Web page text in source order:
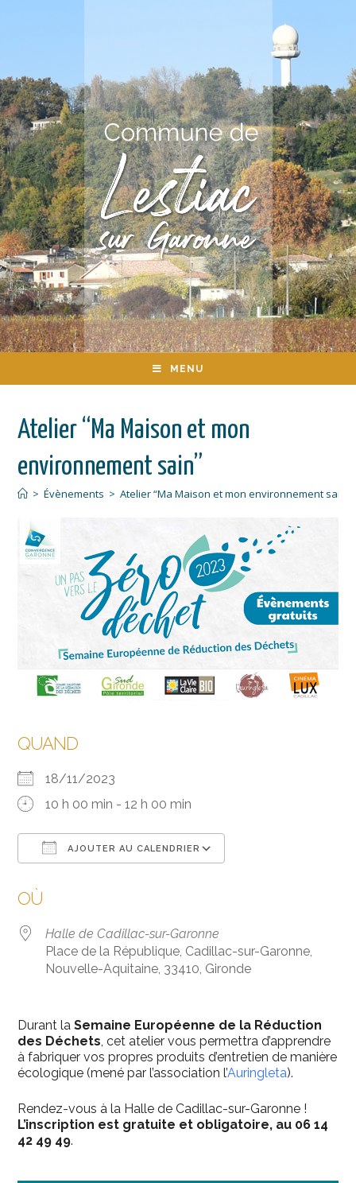
MENU
Atelier “Ma Maison et mon
environnement sain”
> Évènements > Atelier “Ma Maison et mon environnement sain”
QUAND
18/11/2023
10 h 00 min - 12 h 00 min
AJOUTER AU CALENDRIER
OÙ
Halle de Cadillac-sur-Garonne
Place de la République, Cadillac-sur-Garonne,
Nouvelle-Aquitaine, 33410, Gironde
Durant laSemaine Européenne de la Réduction
des Déchets, cet atelier vous permettra d’apprendre
à fabriquer vos propres produits d’entretien de manière
écologique (mené par l’association l’Auringleta).
Rendez-vous à la Halle de Cadillac-sur-Garonne !
L’inscription est gratuite et obligatoire, au 06 14
42 49 49.